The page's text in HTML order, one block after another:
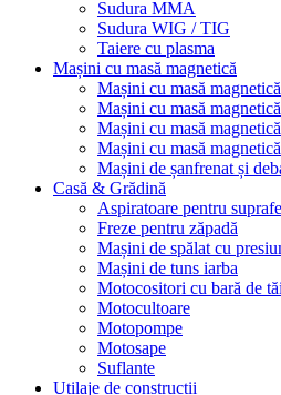
Sudura MMA
Sudura WIG / TIG
Taiere cu plasma
Mașini cu masă magnetică
Mașini cu masă
Mașini cu masă
Mașini cu masă
Mașini cu masă
Mașini de șanfrenat și
Casă & Grădină
Aspiratoare pentru
Freze pentru zăpadă
Mașini de spălat cu
Mașini de tuns iarba
Motocositori cu bară de
Motocultoare
Motopompe
Motosape
Suflante
Utilaje de construcții